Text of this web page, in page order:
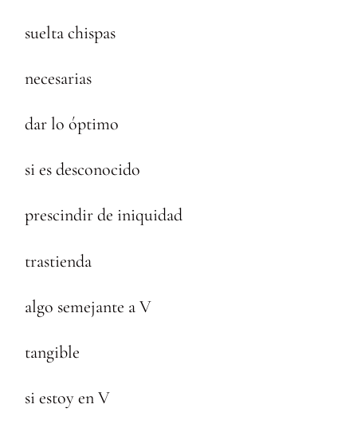
suelta chispas
necesarias
dar lo óptimo
si es desconocido
prescindir de iniquidad
trastienda
algo semejante a V
tangible
si estoy en V